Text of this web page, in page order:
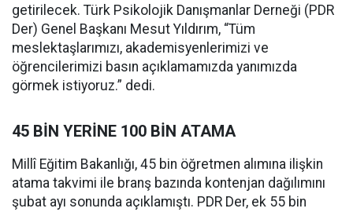
getirilecek. Türk Psikolojik Danışmanlar Derneği (PDR
Der) Genel Başkanı Mesut Yıldırım, “Tüm
meslektaşlarımızı, akademisyenlerimizi ve
öğrencilerimizi basın açıklamamızda yanımızda
görmek istiyoruz.” dedi.
45 BİN YERİNE 100 BİN ATAMA
Millî Eğitim Bakanlığı, 45 bin öğretmen alımına ilişkin
atama takvimi ile branş bazında kontenjan dağılımını
şubat ayı sonunda açıklamıştı. PDR Der, ek 55 bin